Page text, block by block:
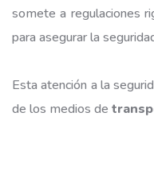
somete a regulaciones
para asegurar la
Esta atención a la
de los medios de